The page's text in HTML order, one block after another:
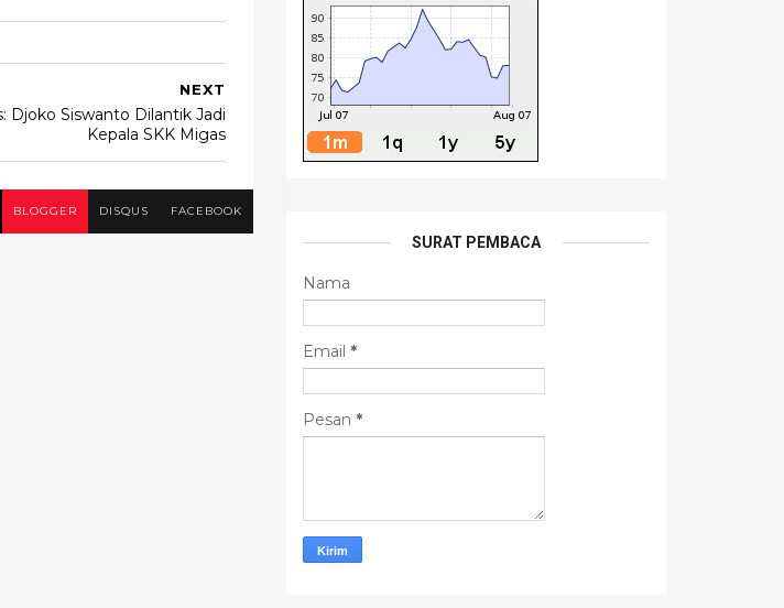
NEXT
Djoko Siswanto Dilantik Jadi
Kepala SKK Migas
BLOGGER DISQUS FACEBOOK
SURAT PEMBACA
Nama
Email *
Pesan *